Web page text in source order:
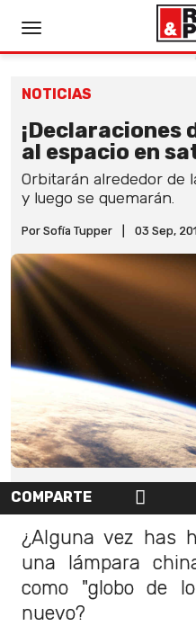
NOTICIAS
¡Declaraciones
al espacio en
Orbitarán alrededor de
y luego se quemarán.
Por Sofía Tupper 03 Sep,
COMPARTE
¿Alguna vez has
una lámpara
como "globo de
nuevo?